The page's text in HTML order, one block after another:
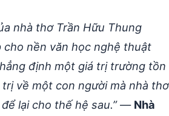
nhà thơ Trần Hữu Thung
nền văn học nghệ thuật
định một giá trị trường tồn
về một con người mà nhà thơ
lại cho thế hệ sau.”— Nhà